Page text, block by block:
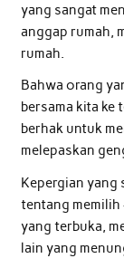
yang sangat
anggap rumah,
rumah.
Bahwa orang
bersama kita ke
berhak untuk
melepaskan
Kepergian yang
tentang memilih
yang terbuka,
lain yang